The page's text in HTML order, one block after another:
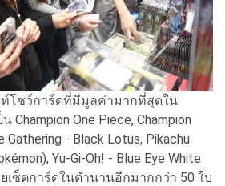
โชว์การ์ดที่มีมูลค่ามากที่สุดใน
Champion One Piece, Champion
Gathering - Black Lotus, Pikachu
Yu-Gi-Oh! - Blue Eye White
เซ็ตการ์ดในตำนานอีกมากกว่า 50 ใบ